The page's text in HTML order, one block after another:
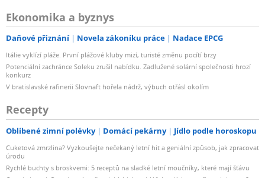
Ekonomika a byznys
Daňové přiznání Novela zákoníku práce Nadace EPCG
Itálie vyklízí pláže. První plážové kluby mizí, turisté změnu pocítí brzy
Potenciální zachránce Soleku zrušil nabídku. Zadlužené solární společnosti hrozí
konkurz
V bratislavské rafinerii Slovnaft hořela nádrž, výbuch otřásl okolím
Recepty
Oblíbené zimní polévky Domácí pekárny Jídlo podle horoskopu
Cuketová zmrzlina? Vyzkoušejte nečekaný letní hit a geniální způsob, jak zpracovat
úrodu
Rychlé buchty s broskvemi: 5 receptů na sladké letní moučníky, které mají šťávu